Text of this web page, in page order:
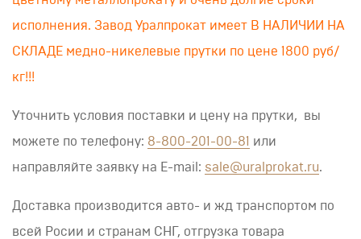
исполнения. Завод Уралпрокат имеет В НАЛИЧИИ НА
СКЛАДЕ медно-никелевые прутки по цене 1800 руб/
кг!!!
Уточнить условия поставки и цену на прутки, вы
можете по телефону: 8-800-201-00-81 или
направляйте заявку на E-mail: sale@uralprokat.ru.
Доставка производится авто- и жд транспортом по
всей Росии и странам СНГ, отгрузка товара